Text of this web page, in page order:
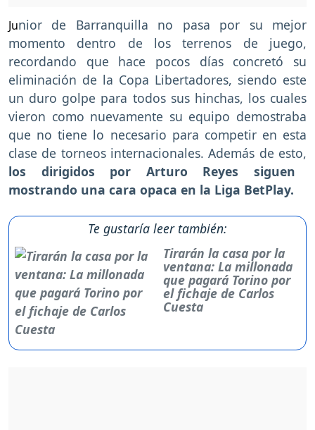
Junior de Barranquilla no pasa por su mejor
momento dentro de los terrenos de juego,
recordando que hace pocos días concretó su
eliminación de la Copa Libertadores, siendo este
un duro golpe para todos sus hinchas, los cuales
vieron como nuevamente su equipo demostraba
que no tiene lo necesario para competir en esta
clase de torneos internacionales. Además de esto,
los dirigidos por Arturo Reyes siguen
mostrando una cara opaca en la Liga BetPlay.
Te gustaría leer también:
Tirarán la casa por la
ventana: La millonada
que pagará Torino por
el fichaje de Carlos
Cuesta